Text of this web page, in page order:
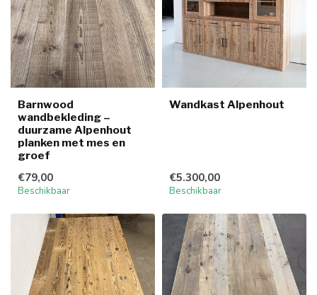
Barnwood
wandbekleding –
duurzame Alpenhout
planken met mes en
groef
€79,00
Beschikbaar
Wandkast Alpenhout
€5.300,00
Beschikbaar